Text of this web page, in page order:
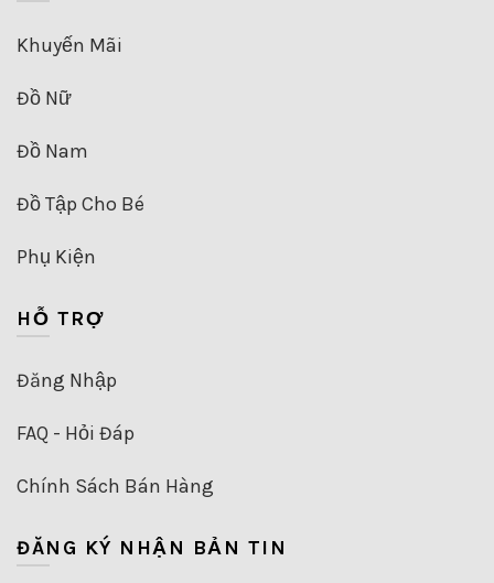
Khuyến Mãi
Đồ Nữ
Đồ Nam
Đồ Tập Cho Bé
Phụ Kiện
HỖ TRỢ
Đăng Nhập
FAQ - Hỏi Đáp
Chính Sách Bán Hàng
ĐĂNG KÝ NHẬN BẢN TIN